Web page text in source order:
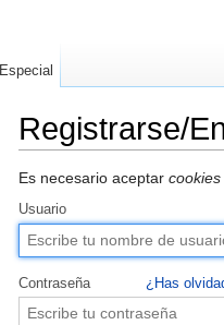
Registrarse/
Es necesario aceptar cookies
Usuario
Contraseña ¿Has
Especial